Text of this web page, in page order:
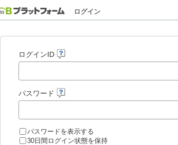
ログイン
ログインID
パスワード
パスワードを表示する
30日間ログイン状態を保持